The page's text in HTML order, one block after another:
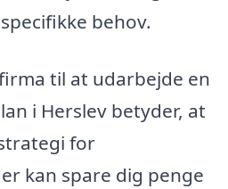
behov.
til at udarbejde en
i Herslev betyder, at
for
kan spare dig penge